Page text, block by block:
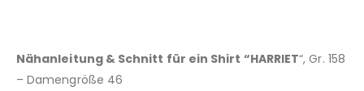
Nähanleitung & Schnitt für ein Shirt “HARRIET“, Gr. 158
– Damengröße 46